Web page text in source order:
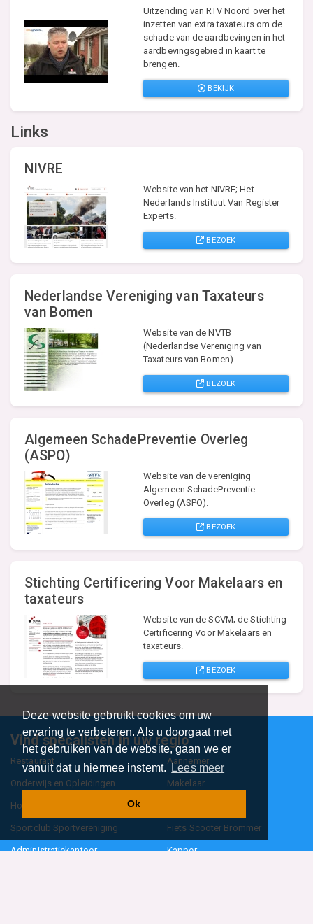
Deze website gebruikt cookies om uw
ervaring te verbeteren. Als u doorgaat met
het gebruiken van de website, gaan we er
vanuit dat u hiermee instemt. Lees meer
Ok
Uitzending van RTV Noord over het
inzetten van extra taxateurs om de
schade van de aardbevingen in het
aardbevingsgebied in kaart te
brengen.
BEKIJK
Links
NIVRE
Website van het NIVRE; Het
Nederlands Instituut Van Register
Experts.
BEZOEK
Nederlandse Vereniging van Taxateurs
van Bomen
Website van de NVTB
(Nederlandse Vereniging van
Taxateurs van Bomen).
BEZOEK
Algemeen SchadePreventie Overleg
(ASPO)
Website van de vereniging
Algemeen SchadePreventie
Overleg (ASPO).
BEZOEK
Stichting Certificering Voor Makelaars en
taxateurs
Website van de SCVM; de Stichting
Certificering Voor Makelaars en
taxateurs.
BEZOEK
Vind specalisten in uw regio
Restaurant Aannemer
Onderwijs en Opleidingen Makelaar
Hovenier
Sportclub Sportvereniging Fiets Scooter Brommer
Administratiekantoor Kapper